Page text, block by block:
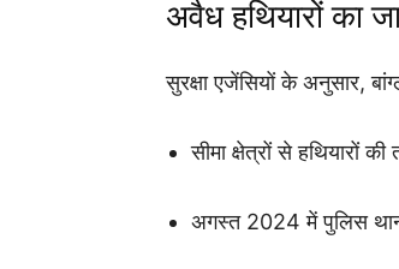
अवैध हथियारों का
सुरक्षा एजेंसियों के अनुसार,
सीमा क्षेत्रों से हथियारों की
अगस्त 2024 में पुलिस